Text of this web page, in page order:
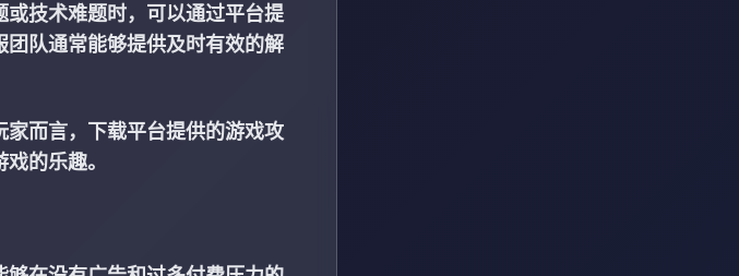
技术难题时，可以通过平台提
队通常能够提供及时有效的解
而言，下载平台提供的游戏攻
的乐趣。